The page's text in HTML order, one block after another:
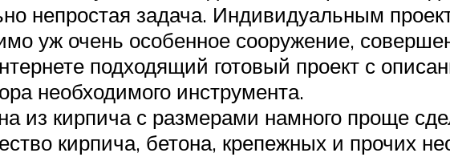
непростая задача. Индивидуальным
уж очень особенное сооружение,
подходящий готовый проект с
необходимого инструмента.
из кирпича с размерами намного проще
кирпича, бетона, крепежных и прочих